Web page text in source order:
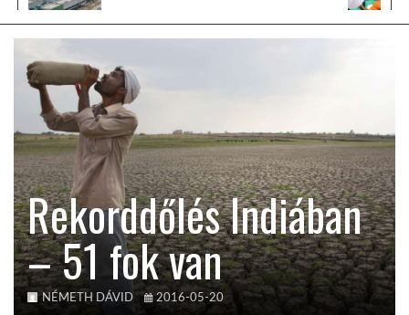
LATIN-AMERIKA
KÖZEL-KELET
AUSZTRÁLIA
A VILÁG ITTHON
MÉDIA
Rekorddőlés Indiában
– 51 fok van
NÉMETH DÁVID 2016-05-20